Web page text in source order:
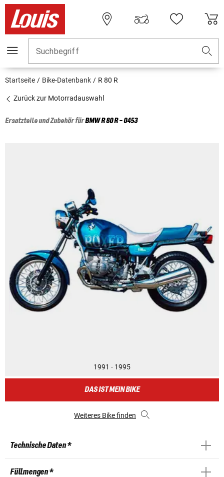
Suchbegriff
Startseite Bike-Datenbank R 80 R
Zurück zur Motorradauswahl
Ersatzteile und Zubehör fürBMWR 80 R - 0453
1991 - 1995
DAS IST MEIN BIKE
Weiteres Bike finden
Technische Daten *
Füllmengen *